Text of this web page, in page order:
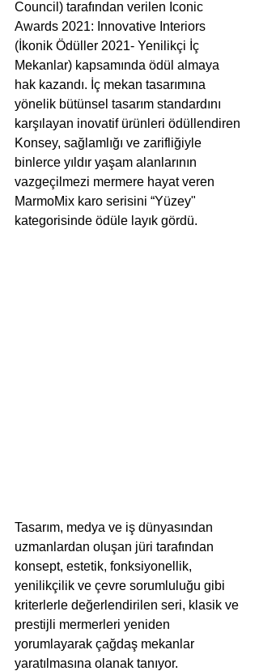
Council) tarafından verilen Iconic
Awards 2021: Innovative Interiors
(İkonik Ödüller 2021- Yenilikçi İç
Mekanlar) kapsamında ödül almaya
hak kazandı. İç mekan tasarımına
yönelik bütünsel tasarım standardını
karşılayan inovatif ürünleri ödüllendiren
Konsey, sağlamlığı ve zarifliğiyle
binlerce yıldır yaşam alanlarının
vazgeçilmezi mermere hayat veren
MarmoMix karo serisini “Yüzey"
kategorisinde ödüle layık gördü.
Tasarım, medya ve iş dünyasından
uzmanlardan oluşan jüri tarafından
konsept, estetik, fonksiyonellik,
yenilikçilik ve çevre sorumluluğu gibi
kriterlerle değerlendirilen seri, klasik ve
prestijli mermerleri yeniden
yorumlayarak çağdaş mekanlar
yaratılmasına olanak tanıyor.